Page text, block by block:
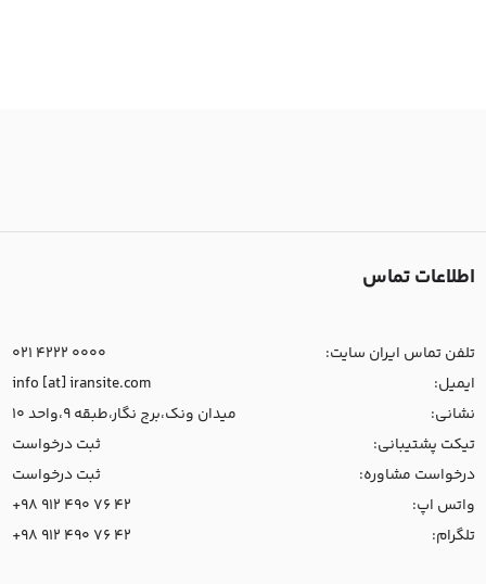
اطلاعات تماس
تلفن تماس ایران سایت:
021 4222 0000
ایمیل:
info [at] iransite.com
نشانی:
میدان ونک،برج نگار،طبقه 9،واحد 10
تیکت پشتیبانی:
ثبت درخواست
درخواست مشاوره:
ثبت درخواست
واتس اپ:
+98 912 490 76 42
تلگرام:
+98 912 490 76 42